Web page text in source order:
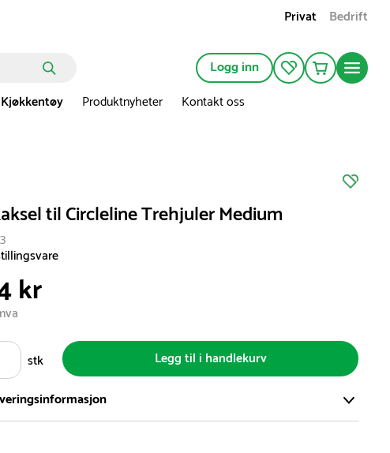
Privat Bedrift
Logg inn
Kjøkkentøy Produktnyheter Kontakt oss
til Circleline Trehjuler Medium
kr
stk
Legg til i handlekurv